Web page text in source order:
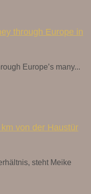
through Europe in
Europe’s many...
von der Haustür
steht Meike